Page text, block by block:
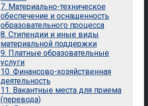
7. Материально-техническое
обеспечение и оснащенность
образовательного процесса
8. Стипендии и иные виды
материальной поддержки
9. Платные образовательные
услуги
10. Финансово-хозяйственная
деятельность
11. Вакантные места для приема
(перевода)